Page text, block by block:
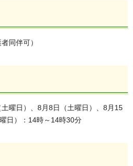
同伴可）
曜日）、8月8日（土曜日）、8月15
日）：14時～14時30分